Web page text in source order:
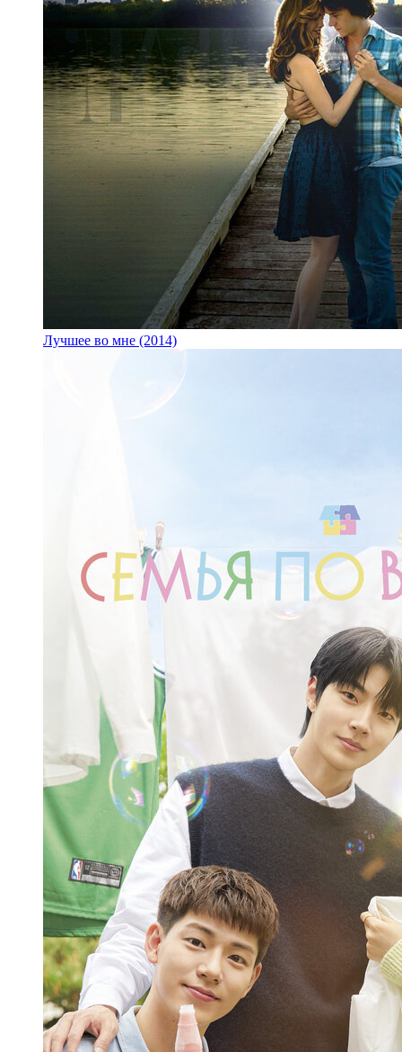
Лучшее во мне (2014)